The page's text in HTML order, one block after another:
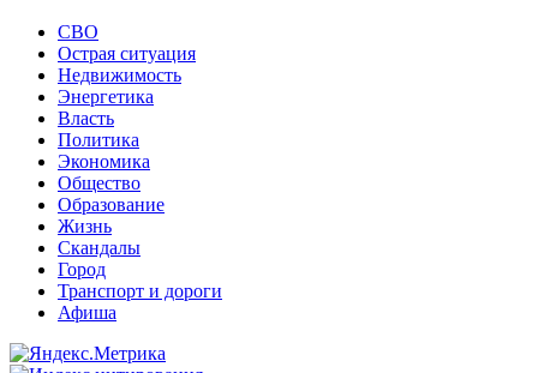
СВО
Острая ситуация
Недвижимость
Энергетика
Власть
Политика
Экономика
Общество
Образование
Жизнь
Скандалы
Город
Транспорт и дороги
Афиша